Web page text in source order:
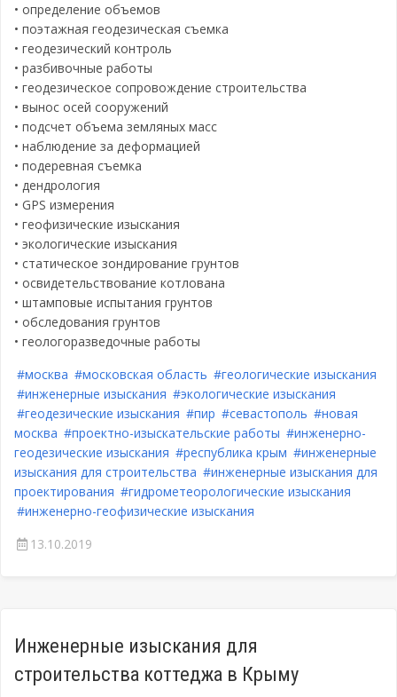
• определение объемов
• поэтажная геодезическая съемка
• геодезический контроль
• разбивочные работы
• геодезическое сопровождение строительства
• вынос осей сооружений
• подсчет объема земляных масс
• наблюдение за деформацией
• подеревная съемка
• дендрология
• GPS измерения
• геофизические изыскания
• экологические изыскания
• статическое зондирование грунтов
• освидетельствование котлована
• штамповые испытания грунтов
• обследования грунтов
• геологоразведочные работы
#москва #московская область #геологические изыскания
#инженерные изыскания #экологические изыскания
#геодезические изыскания #пир #севастополь #новая
москва #проектно-изыскательские работы #инженерно-
геодезические изыскания #республика крым #инженерные
изыскания для строительства #инженерные изыскания для
проектирования #гидрометеорологические изыскания
#инженерно-геофизические изыскания
13.10.2019
Инженерные изыскания для
строительства коттеджа в Крыму